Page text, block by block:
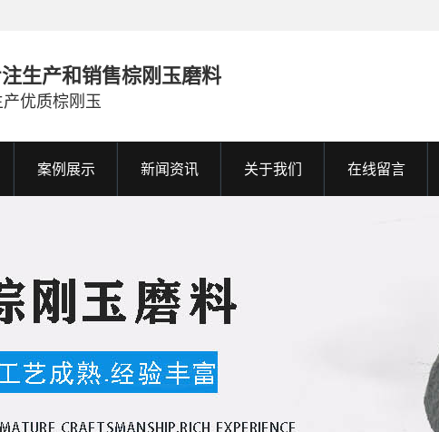
生产和销售棕刚玉磨料
优质棕刚玉
案例展示 新闻资讯 关于我们 在线留言